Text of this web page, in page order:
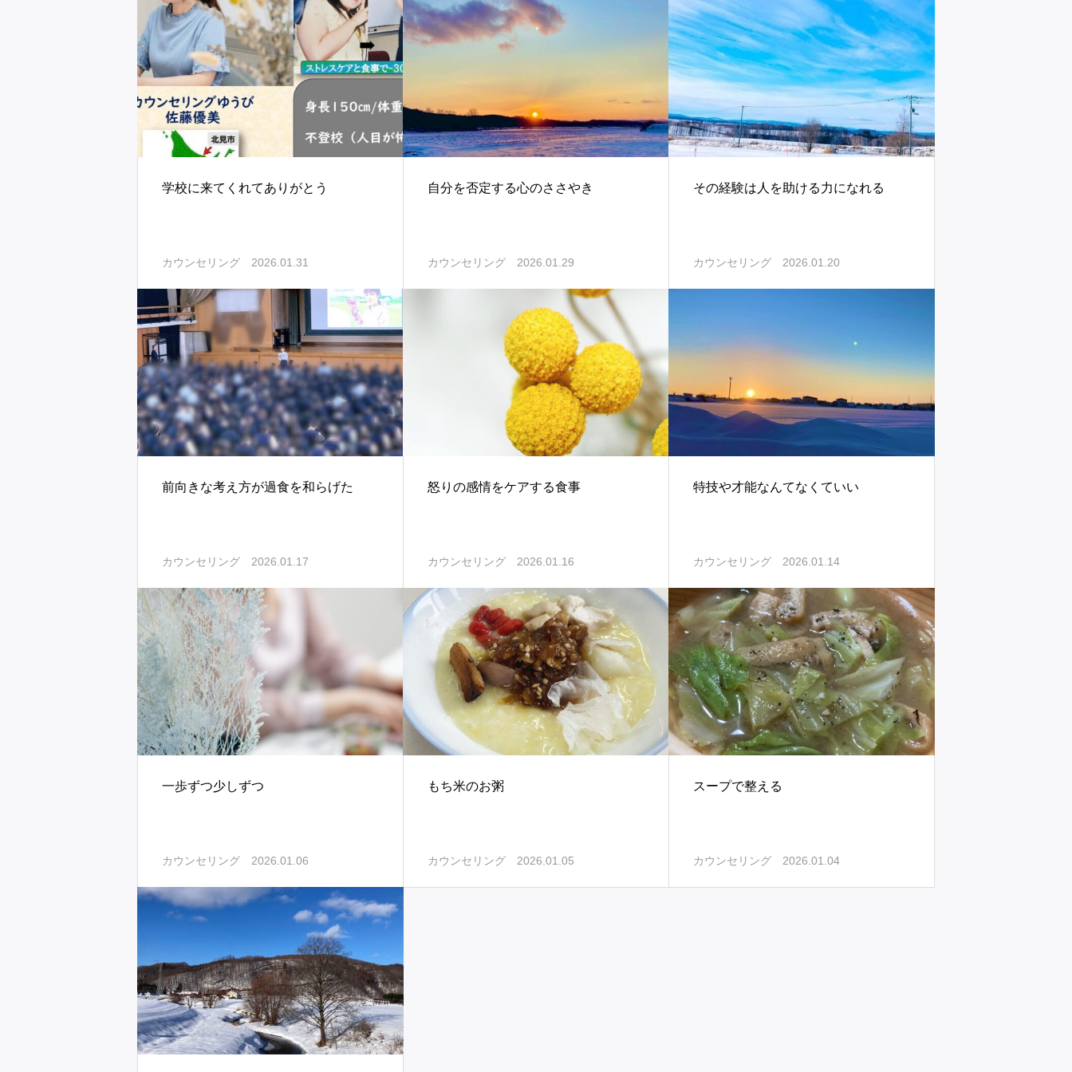
学校に来てくれてありがとう
カウンセリング 2026.01.31
自分を否定する心のささやき
カウンセリング 2026.01.29
その経験は人を助ける力になれる
カウンセリング 2026.01.20
前向きな考え方が過食を和らげた
カウンセリング 2026.01.17
怒りの感情をケアする食事
カウンセリング 2026.01.16
特技や才能なんてなくていい
カウンセリング 2026.01.14
一歩ずつ少しずつ
カウンセリング 2026.01.06
もち米のお粥
カウンセリング 2026.01.05
スープで整える
カウンセリング 2026.01.04